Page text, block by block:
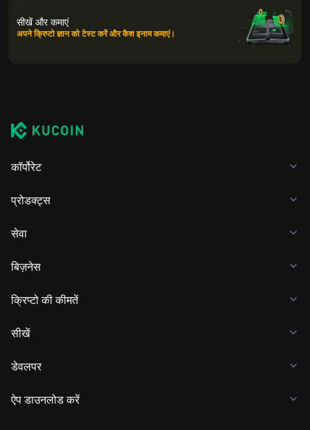
सीखें और कमाएं
अपने क्रिप्टो ज्ञान को टेस्ट करें और कैश इनाम कमाएं।
कॉर्पोरेट
प्रोडक्ट्स
सेवा
बिज़नेस
क्रिप्टो की कीमतें
सीखें
डेवलपर
ऐप डाउनलोड करें